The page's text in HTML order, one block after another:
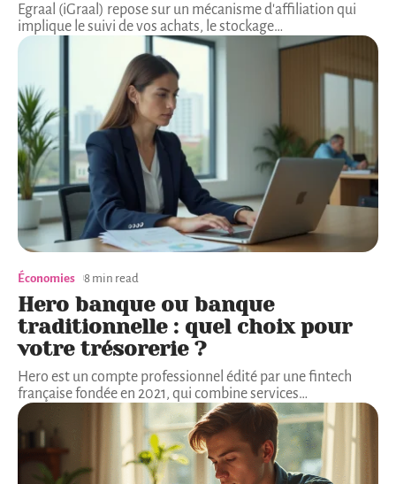
Egraal (iGraal) repose sur un mécanisme d'affiliation qui
implique le suivi de vos achats, le stockage…
Économies 8 min read
Hero banque ou banque
traditionnelle : quel choix pour
votre trésorerie ?
Hero est un compte professionnel édité par une fintech
française fondée en 2021, qui combine services…